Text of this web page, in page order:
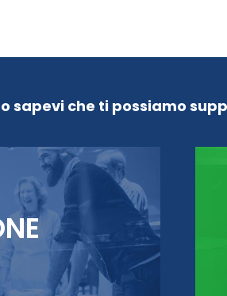
sapevi che ti possiamo